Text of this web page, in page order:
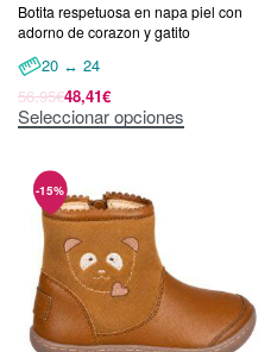
Botita respetuosa en napa piel con
adorno de corazon y gatito
20 ↔ 24
56,95€48,41€
Seleccionar opciones